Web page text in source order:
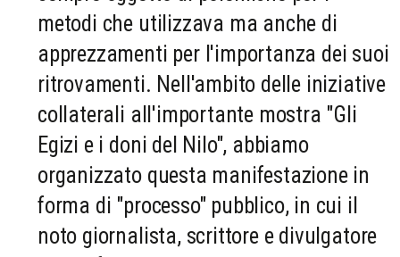
metodi che utilizzava ma anche di
apprezzamenti per l'importanza dei suoi
ritrovamenti. Nell'ambito delle iniziative
collaterali all'importante mostra "Gli
Egizi e i doni del Nilo", abbiamo
organizzato questa manifestazione in
forma di "processo" pubblico, in cui il
noto giornalista, scrittore e divulgatore